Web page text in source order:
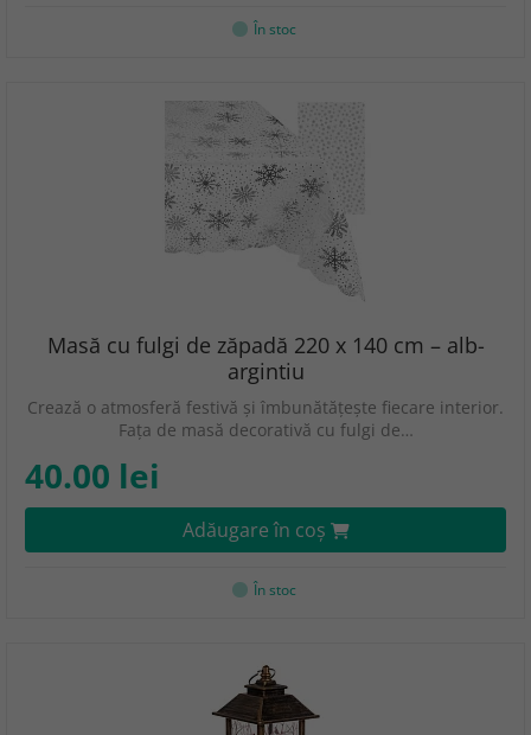
În stoc
Masă cu fulgi de zăpadă 220 x 140 cm – alb-
argintiu
Crează o atmosferă festivă și îmbunătățește fiecare interior.
Fața de masă decorativă cu fulgi de…
40.00 lei
Adăugare în coş
În stoc